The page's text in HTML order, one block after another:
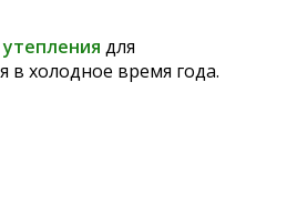
для
в холодное время года.